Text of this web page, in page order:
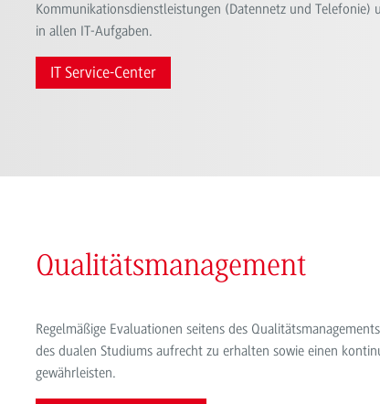
Kommunikationsdienstleistungen (Datennetz und Telefonie)
in allen IT-Aufgaben.
IT Service-Center
Qualitätsmanagement
Regelmäßige Evaluationen seitens des
des dualen Studiums aufrecht zu erhalten sowie einen
gewährleisten.